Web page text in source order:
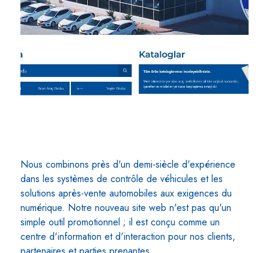
Nous combinons près d'un demi-siècle d'expérience
dans les systèmes de contrôle de véhicules et les
solutions après-vente automobiles aux exigences du
numérique. Notre nouveau site web n'est pas qu'un
simple outil promotionnel ; il est conçu comme un
centre d'information et d'interaction pour nos clients,